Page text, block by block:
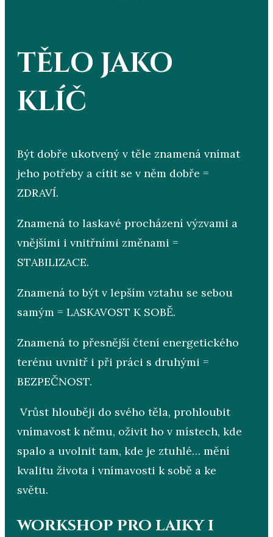
TĚLO JAKO
KLÍČ
Být dobře ukotvený v těle znamená vnímat
jeho potřeby a cítit se v něm dobře =
ZDRAVÍ.
Znamená to laskavé procházení výzvami a
vnějšími i vnitřními změnami =
STABILIZACE.
Znamená to být v lepším vztahu se sebou
samým = LASKAVOST K SOBĚ.
Znamená to přesnější čtení energetického
terénu uvnitř i při práci s druhými =
BEZPEČNOST.
Vrůst hlouběji do svého těla, prohloubit
vnímavost k němu, oživit ho v místech, kde
spalo a uvolnit tam, kde je ztuhlé… mění
kvalitu života i vnímavosti k sobě a ke
světu.
WORKSHOP PRO LAIKY I